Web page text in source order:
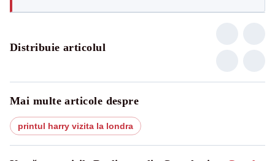
Distribuie articolul
Mai multe articole despre
printul harry vizita la londra